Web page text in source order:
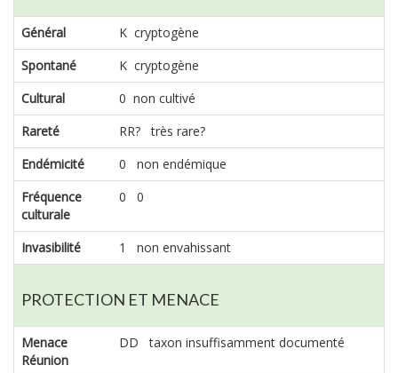
Général
K cryptogène
Spontané
K cryptogène
Cultural
0 non cultivé
Rareté
RR? très rare?
Endémicité
0 non endémique
Fréquence
culturale
0 0
Invasibilité 1 non envahissant
PROTECTION ET MENACE
Menace
Réunion
DD taxon insuffisamment documenté